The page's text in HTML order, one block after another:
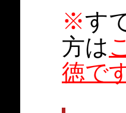
※す
方は
徳で